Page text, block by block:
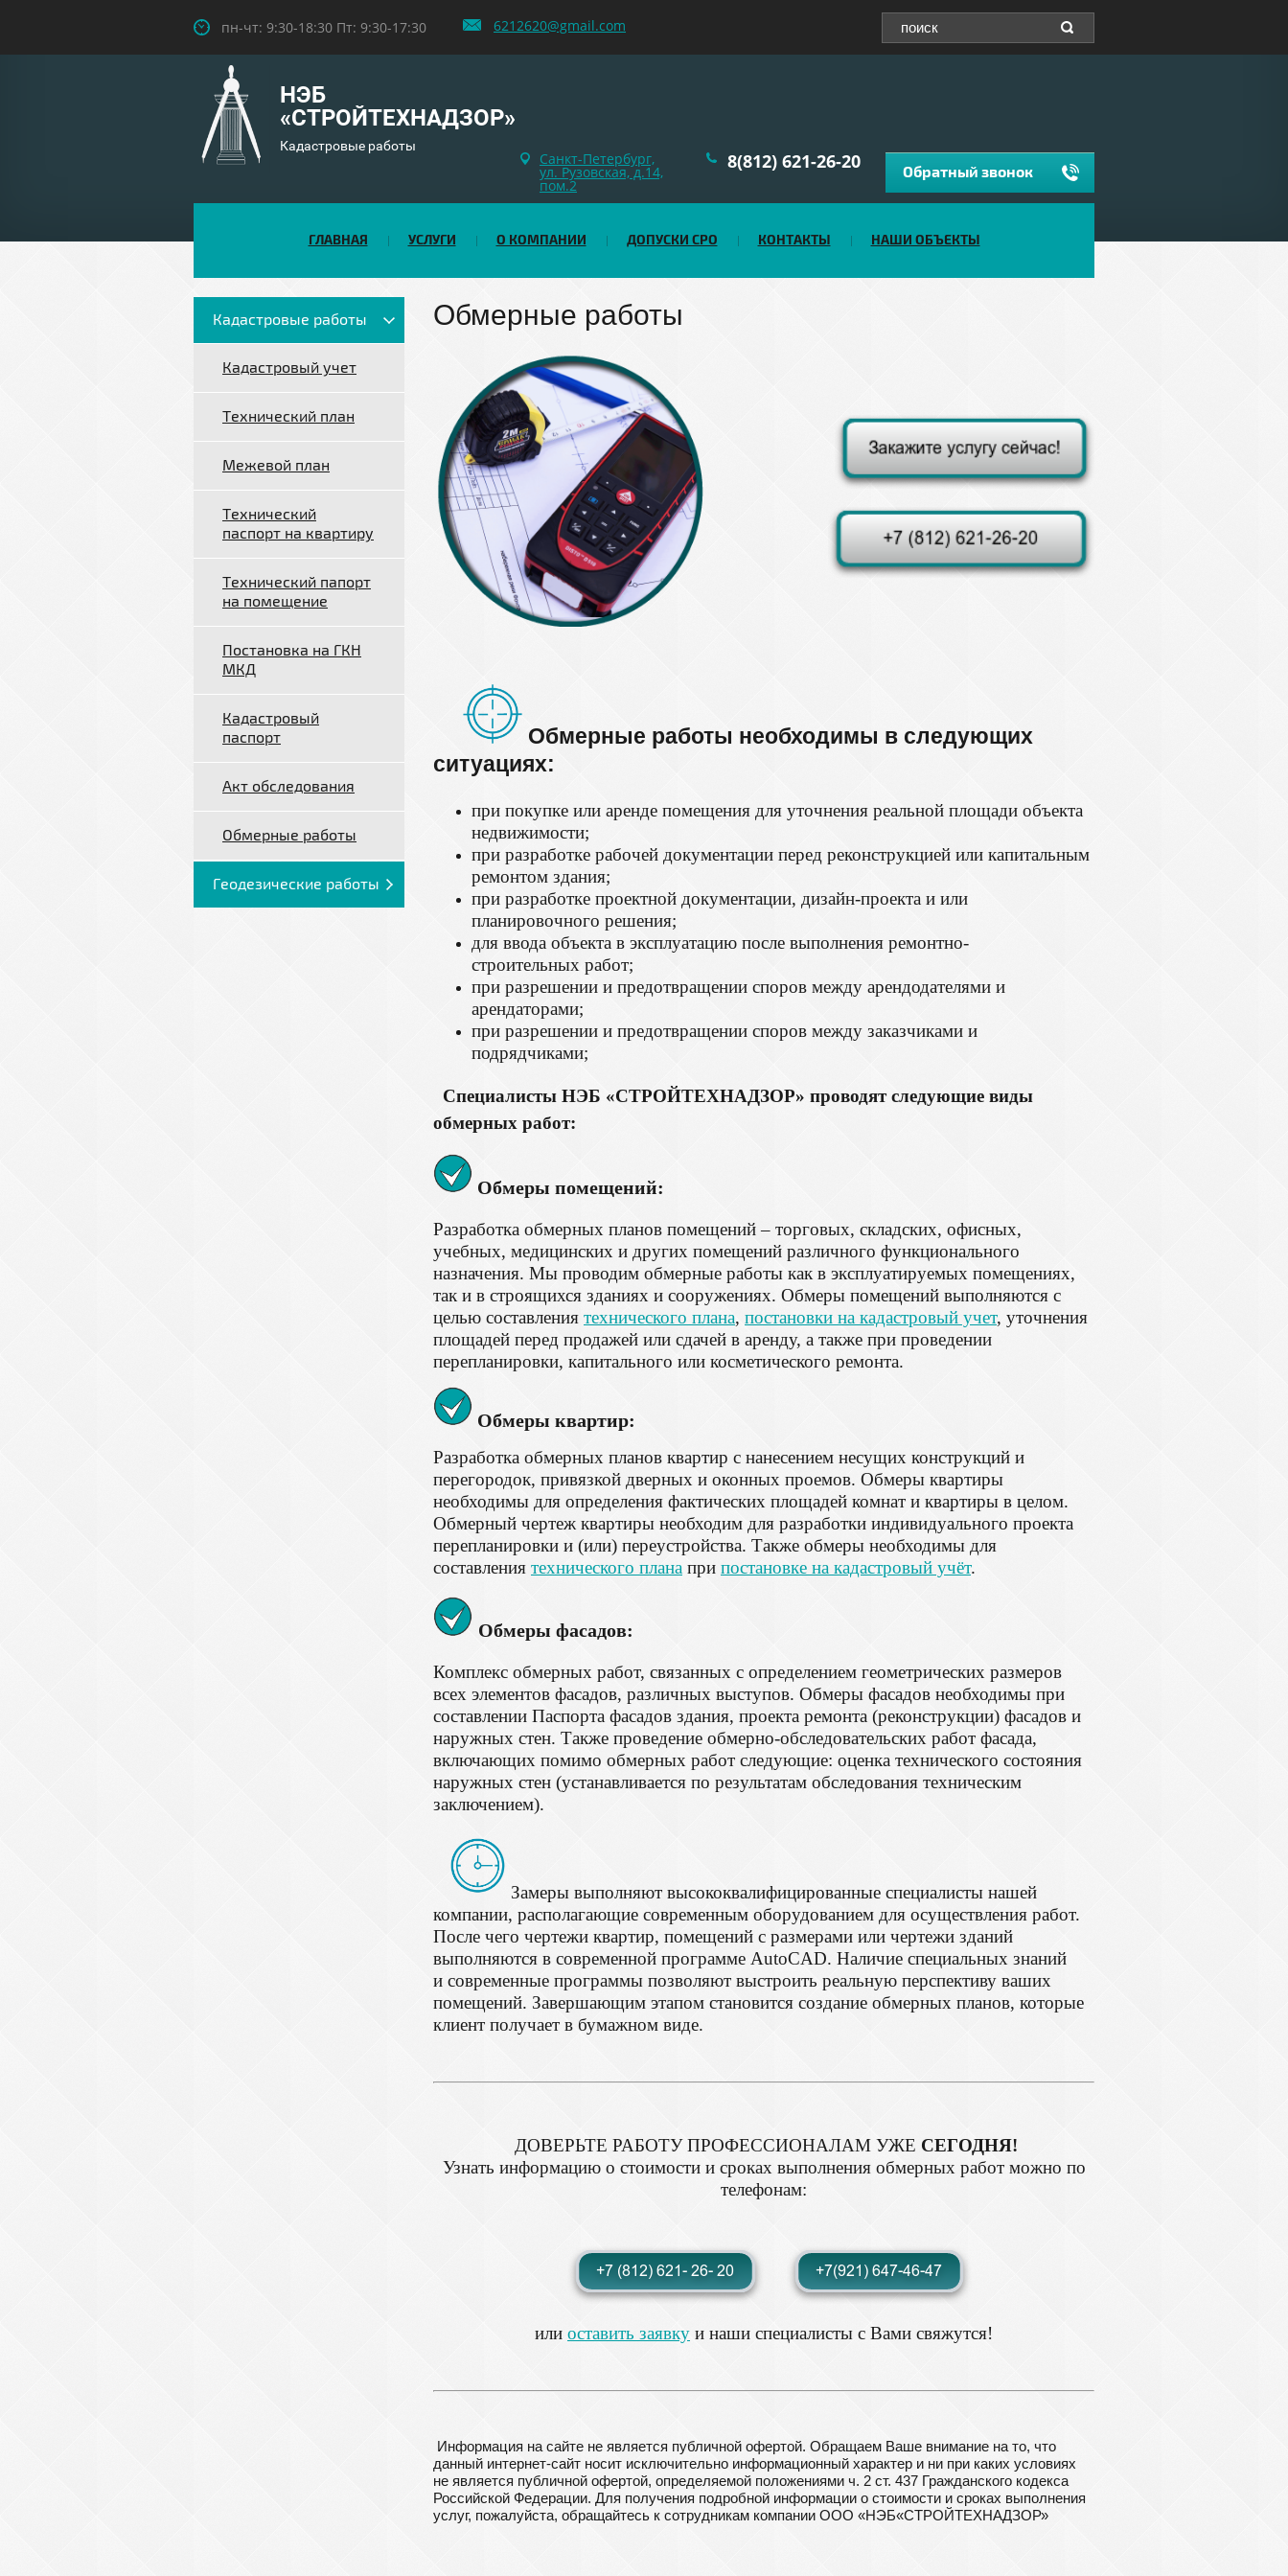
пн-чт: 9:30-18:30 Пт: 9:30-17:30 6212620@gmail.com
НЭБ
«СТРОЙТЕХНАДЗОР»
Кадастровые работы
Санкт-Петербург,
ул. Рузовская, д.14,
пом.2
8(812) 621-26-20 Обратный звонок
ГЛАВНАЯ УСЛУГИ О КОМПАНИИ ДОПУСКИ СРО КОНТАКТЫ НАШИ ОБЪЕКТЫ
Кадастровые работы
Кадастровый учет
Технический план
Межевой план
Технический
паспорт на квартиру
Технический папорт
на помещение
Постановка на ГКН
МКД
Кадастровый
паспорт
Акт обследования
Обмерные работы
Геодезические работы
Обмерные работы
Обмерные работы необходимы в следующих
ситуациях:
при покупке или аренде помещения для уточнения реальной площади объекта
недвижимости;
при разработке рабочей документации перед реконструкцией или капитальным
ремонтом здания;
при разработке проектной документации, дизайн-проекта и или
планировочного решения;
для ввода объекта в эксплуатацию после выполнения ремонтно-
строительных работ;
при разрешении и предотвращении споров между арендодателями и
арендаторами;
при разрешении и предотвращении споров между заказчиками и
подрядчиками;
Специалисты НЭБ «СТРОЙТЕХНАДЗОР» проводят следующие виды
обмерных работ:
Обмеры помещений:
Разработка обмерных планов помещений – торговых, складских, офисных,
учебных, медицинских и других помещений различного функционального
назначения. Мы проводим обмерные работы как в эксплуатируемых помещениях,
так и в строящихся зданиях и сооружениях. Обмеры помещений выполняются с
целью составления технического плана, постановки на кадастровый учет, уточнения
площадей перед продажей или сдачей в аренду, а также при проведении
перепланировки, капитального или косметического ремонта.
Обмеры квартир:
Разработка обмерных планов квартир с нанесением несущих конструкций и
перегородок, привязкой дверных и оконных проемов. Обмеры квартиры
необходимы для определения фактических площадей комнат и квартиры в целом.
Обмерный чертеж квартиры необходим для разработки индивидуального проекта
перепланировки и (или) переустройства. Также обмеры необходимы для
составления технического плана при постановке на кадастровый учёт.
Обмеры фасадов:
Комплекс обмерных работ, связанных с определением геометрических размеров
всех элементов фасадов, различных выступов. Обмеры фасадов необходимы при
составлении Паспорта фасадов здания, проекта ремонта (реконструкции) фасадов и
наружных стен. Также проведение обмерно-обследовательских работ фасада,
включающих помимо обмерных работ следующие: оценка технического состояния
наружных стен (устанавливается по результатам обследования техническим
заключением).
Замеры выполняют высококвалифицированные специалисты нашей
компании, располагающие современным оборудованием для осуществления работ.
После чего чертежи квартир, помещений с размерами или чертежи зданий
выполняются в современной программе AutoCAD. Наличие специальных знаний
и современные программы позволяют выстроить реальную перспективу ваших
помещений. Завершающим этапом становится создание обмерных планов, которые
клиент получает в бумажном виде.
ДОВЕРЬТЕ РАБОТУ ПРОФЕССИОНАЛАМ УЖЕ СЕГОДНЯ!
Узнать информацию о стоимости и сроках выполнения обмерных работ можно по
телефонам:
или оставить заявку и наши специалисты с Вами свяжутся!
Информация на сайте не является публичной офертой. Обращаем Ваше внимание на то, что
данный интернет-сайт носит исключительно информационный характер и ни при каких условиях
не является публичной офертой, определяемой положениями ч. 2 ст. 437 Гражданского кодекса
Российской Федерации. Для получения подробной информации о стоимости и сроках выполнения
услуг, пожалуйста, обращайтесь к сотрудникам компании ООО «НЭБ«СТРОЙТЕХНАДЗОР»